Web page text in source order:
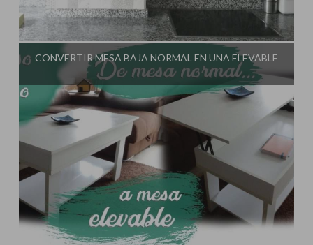
Influencer:El Taller de Ire
CONVERTIR MESA BAJA NORMAL EN UNA ELEVABLE
Influencer:El Taller de Ire